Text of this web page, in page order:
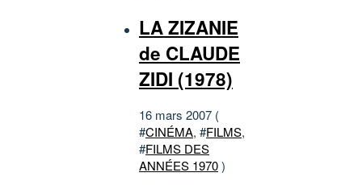
LA ZIZANIE
de CLAUDE
ZIDI (1978)
16 mars 2007 (
#CINÉMA, #FILMS,
#FILMS DES
ANNÉES 1970)